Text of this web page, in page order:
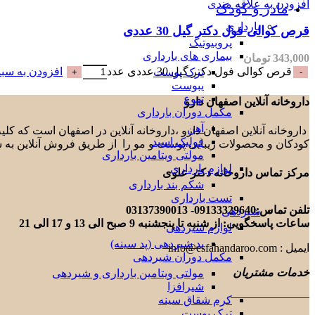
مادر و کودک
بارداری
پروبیوتیک
بیماری های بارداری
ترک پوست
یبوست
تهوع
مکمل دوران بارداری
آهن
فولیک اسید
مولتی ویتامین بارداری
لوازم بارداری
شکم بند بارداری
تست بارداری
شیردهی
لوازم شیردهی
پد شیردهی (پد سینه)
مکمل دوران شیردهی
مولتی ویتامین بارداری و شیردهی
شیرافزا
کرم شقاق سینه
افزودن به علاقه مندی
قرص کوالی فول دکتر گیل 30 عددی
343,000 تومان
قرص کوالی فول دکتر گیل 30 عددی عدد
افزودن به
داروخانه آنلاین اصفهان دارو
داروخانه آنلاین اصفهان دارو ،داروخانه آنلاین در اصفهان است
کودکان و محصولات زیبایی پوست و مو را از طریق فروش آنلاین
مرکز تماس داروخانه دکتر علوی
تلفن تماس:09133329640- 03137390013
ساعات پاسخگویی: از شنبه تا پنجشنبه 9 صبح الی 13 و 17 الی 21
ایمیل : info@esfahandaroo.com
خدمات مشتریان
———————